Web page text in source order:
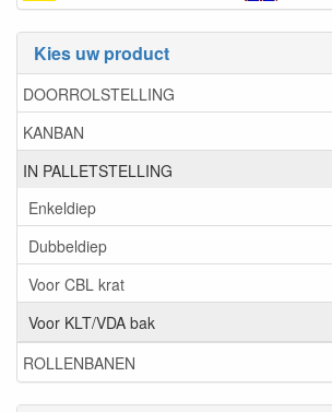
Kies uw product
DOORROLSTELLING
KANBAN
IN PALLETSTELLING
Enkeldiep
Dubbeldiep
Voor CBL krat
Voor KLT/VDA bak
ROLLENBANEN